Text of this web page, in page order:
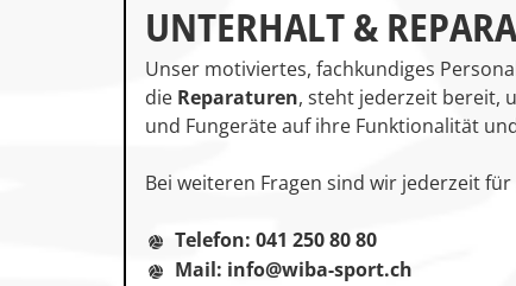
UNTERHALT &
Unser motiviertes, fachkundiges
die Reparaturen, steht jederzeit bereit,
und Fungeräte auf ihre Funktionalität
Bei weiteren Fragen sind wir jederzeit für
Telefon: 041 250 80 80
Mail: info@wiba-sport.ch